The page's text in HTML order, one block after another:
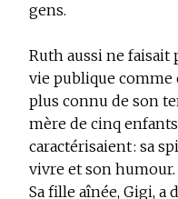
gens.
Ruth aussi ne faisait
vie publique comme
plus connu de son
mère de cinq
caractérisaient : sa
vivre et son humour.
Sa fille aînée, Gigi, a